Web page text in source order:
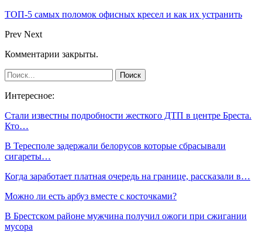
ТОП-5 самых поломок офисных кресел и как их устранить
Prev Next
Комментарии закрыты.
Интересное:
Стали известны подробности жесткого ДТП в центре Бреста.
Кто…
В Тересполе задержали белорусов которые сбрасывали
сигареты…
Когда заработает платная очередь на границе, рассказали в…
Можно ли есть арбуз вместе с косточками?
В Брестском районе мужчина получил ожоги при сжигании
мусора